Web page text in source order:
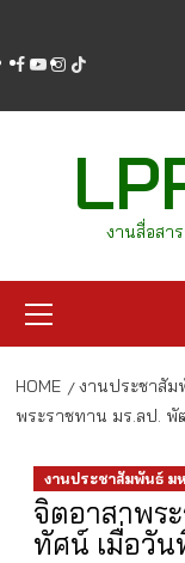
content
facebook
youtube
instagram
tiktok
งานสื่อสา
Menu
HOME งานประชาสัม
พระราชทาน มร.ลป.
งานประชาสัมพันธ์ ม
จิตอาสาพร
ทัศน์ เมื่อวัน